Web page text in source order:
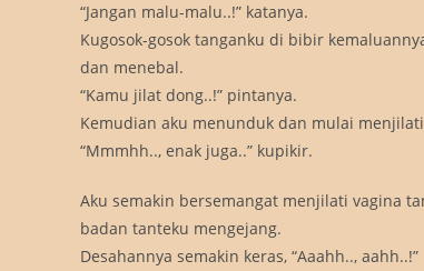
“Jangan malu-malu..!” katanya.
Kugosok-gosok tanganku di bibir
dan menebal.
“Kamu jilat dong..!” pintanya.
Kemudian aku menunduk dan mulai
“Mmmhh.., enak juga..” kupikir.
Aku semakin bersemangat menjilati vagina
badan tanteku mengejang.
Desahannya semakin keras, “Aaahh.., aahh..!”